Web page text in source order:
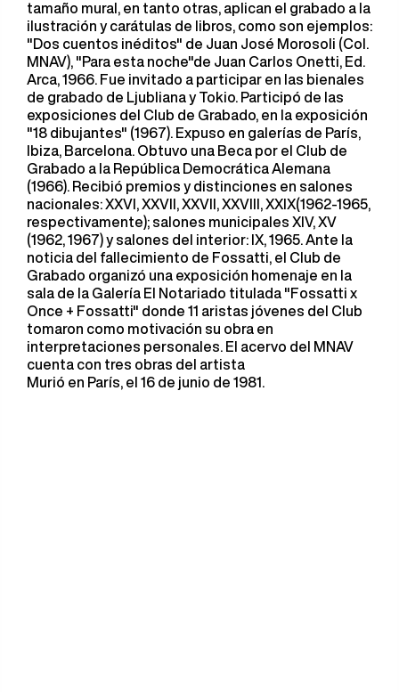
tamaño mural, en tanto otras, aplican el grabado a la
ilustración y carátulas de libros, como son ejemplos:
"Dos cuentos inéditos" de Juan José Morosoli (Col.
MNAV), "Para esta noche"de Juan Carlos Onetti, Ed.
Arca, 1966. Fue invitado a participar en las bienales
de grabado de Ljubliana y Tokio. Participó de las
exposiciones del Club de Grabado, en la exposición
"18 dibujantes" (1967). Expuso en galerías de París,
Ibiza, Barcelona. Obtuvo una Beca por el Club de
Grabado a la República Democrática Alemana
(1966). Recibió premios y distinciones en salones
nacionales: XXVI, XXVII, XXVII, XXVIII, XXIX(1962-1965,
respectivamente); salones municipales XIV, XV
(1962, 1967) y salones del interior: IX, 1965. Ante la
noticia del fallecimiento de Fossatti, el Club de
Grabado organizó una exposición homenaje en la
sala de la Galería El Notariado titulada "Fossatti x
Once + Fossatti" donde 11 aristas jóvenes del Club
tomaron como motivación su obra en
interpretaciones personales. El acervo del MNAV
cuenta con tres obras del artista
Murió en París, el 16 de junio de 1981.